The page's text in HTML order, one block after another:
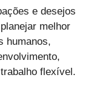
e desejos
melhor
humanos,
flexível.